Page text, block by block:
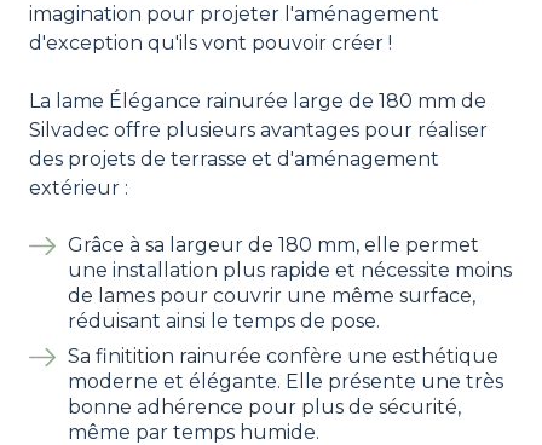
imagination pour projeter l'aménagement
d'exception qu'ils vont pouvoir créer !
La lame Élégance rainurée large de 180 mm de
Silvadec offre plusieurs avantages pour réaliser
des projets de terrasse et d'aménagement
extérieur :
Grâce à sa largeur de 180 mm, elle permet
une installation plus rapide et nécessite moins
de lames pour couvrir une même surface,
réduisant ainsi le temps de pose.
Sa finitition rainurée confère une esthétique
moderne et élégante. Elle présente une très
bonne adhérence pour plus de sécurité,
même par temps humide.